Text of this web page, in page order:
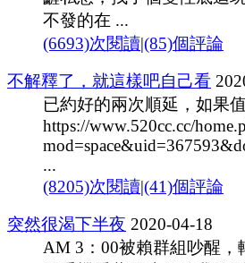
不發的在 ...
(6693)次閱讀|(85)個評論
不解釋了，就這樣吧自己看
已約好的兩次順延，如果
https://www.520cc.cc/
...
(8205)次閱讀|(41)個評論
突然很渴下半夜 2020-04-18
AM 3：00被賴群組吵醒